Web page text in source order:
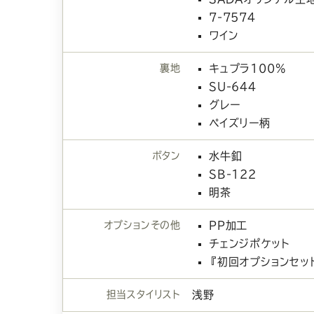
7-7574
ワイン
裏地
キュプラ100%
SU-644
グレー
ペイズリー柄
ボタン
水牛釦
SB-122
明茶
オプションその他
PP加工
チェンジポケット
『初回オプションセッ
担当スタイリスト 浅野